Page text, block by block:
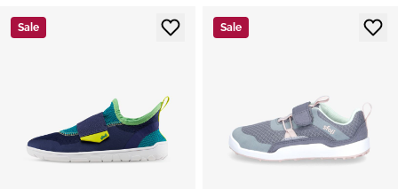
Sale Sale